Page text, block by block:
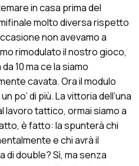
in casa prima del
molto diversa rispetto
non avevamo a
rimodulato il nostro gioco,
10 ma ce la siamo
cavata. Ora il modulo
po’ di più. La vittoria dell’una
lavoro tattico, ormai siamo a
è fatto: la spunterà chi
e chi avrà il
di double? Sì, ma senza